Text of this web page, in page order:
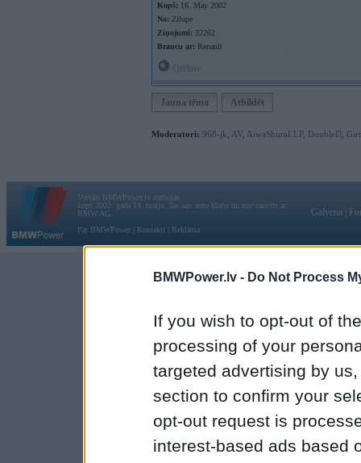
BMWPower.lv - Do Not Process
If you wish to opt-out of
processing of your
targeted advertising by
section to confirm your
opt-out request is
interest-based ads based
Kopš: 16. May 2002
No: Zilupe
Ziņojumi: 32262
Braucu ar: Renault
Jauna tēma Atbildēt
Moderatori: 968-jk AV AiwaShuraLLP, DoubleD
Vortāls BMWPower.lv darbojas
kopš 2002. gada 14. maija. Tas nav auto klubs un nav saistīts ar
BMW AG.
Par BMWPower
Kontakti Reklāma
Galvena